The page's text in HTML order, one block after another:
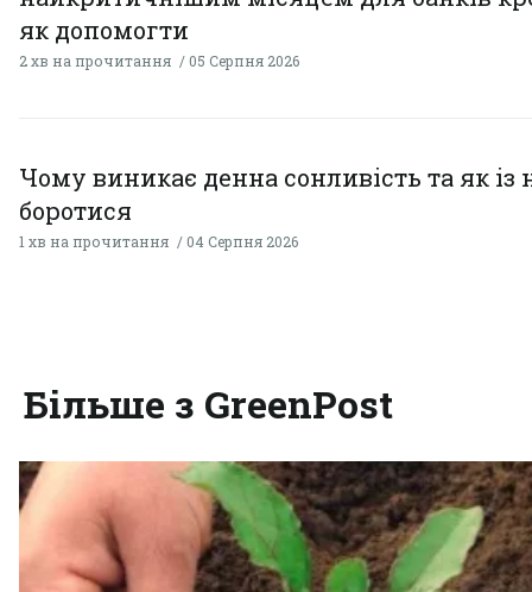
як допомогти
2 хв на прочитання 05 Серпня 2026
Чому виникає денна сонливість та як із
боротися
1 хв на прочитання 04 Серпня 2026
Більше з GreenPost